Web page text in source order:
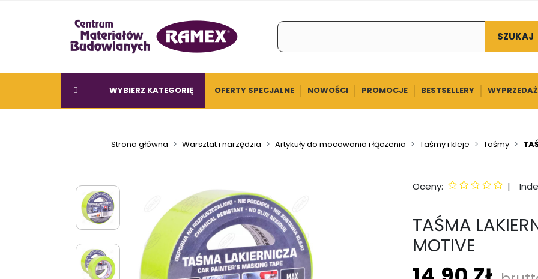
SZUKAJ
WYBIERZ KATEGORIĘ OFERTY SPECJALNE NOWOŚCI PROMOCJE BESTSELLERY WYPRZEDAŻ
Strona główna Warsztat i narzędzia Artykuły do mocowania i łączenia Taśmy i kleje Taśmy
Oceny: |
TAŚMA
MOTIVE